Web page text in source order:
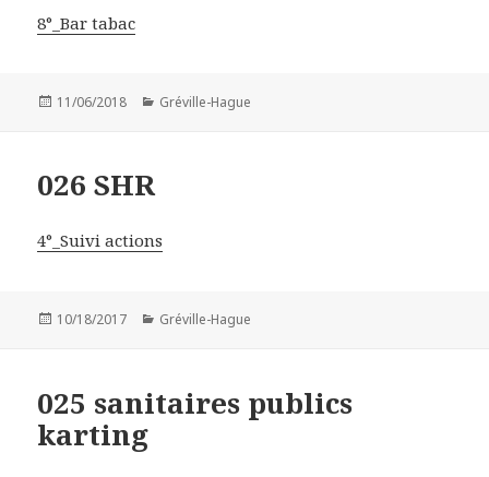
8°_Bar tabac
Publié
11/06/2018 Catégories
Gréville-Hague
026 SHR
4°_Suivi actions
Publié
10/18/2017 Catégories
Gréville-Hague
025 sanitaires publics
karting